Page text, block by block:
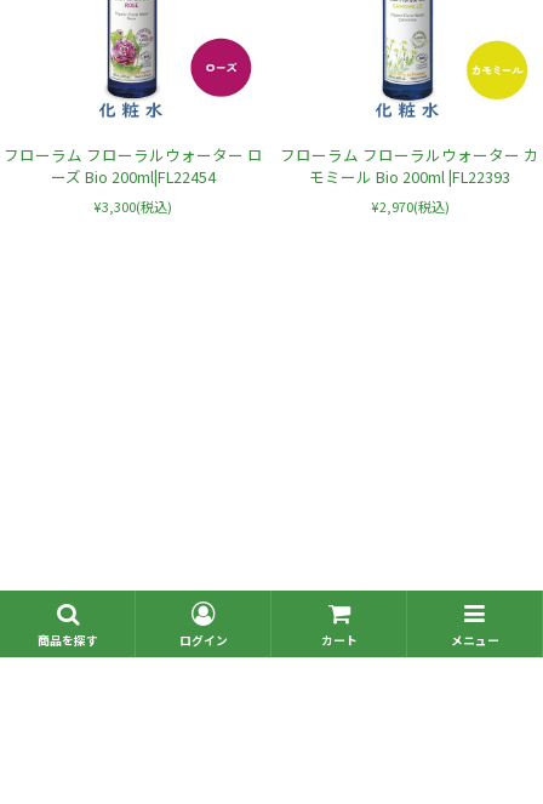
フローラム フローラルウォーター ロ
ーズ Bio 200ml|FL22454
¥3,300(税込)
フローラム フローラルウォーター カ
モミール Bio 200ml |FL22393
¥2,970(税込)